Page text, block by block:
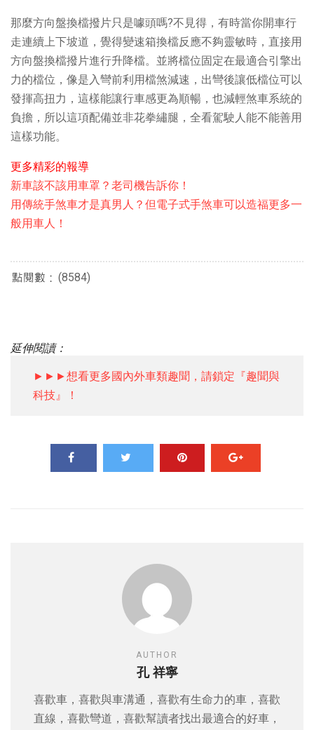
那麼方向盤換檔撥片只是噱頭嗎?不見得，有時當你開車行
走連續上下坡道，覺得變速箱換檔反應不夠靈敏時，直接用
方向盤換檔撥片進行升降檔。並將檔位固定在最適合引擎出
力的檔位，像是入彎前利用檔煞減速，出彎後讓低檔位可以
發揮高扭力，這樣能讓行車感更為順暢，也減輕煞車系統的
負擔，所以這項配備並非花拳繡腿，全看駕駛人能不能善用
這樣功能。
更多精彩的報導
新車該不該用車罩？老司機告訴你！
用傳統手煞車才是真男人？但電子式手煞車可以造福更多一
般用車人！
(8584)
延伸閱讀：
►►►想看更多國內外車類趣聞，請鎖定『趣聞與
科技』！
AUTHOR
孔 祥寧
喜歡車，喜歡與車溝通，喜歡有生命力的車，喜歡
直線，喜歡彎道，喜歡幫讀者找出最適合的好車，